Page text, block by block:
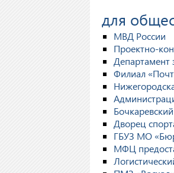
для
МВД России
Проектно-
Департамент
Филиал
Дворец
ГБУЗ МО
МФЦ